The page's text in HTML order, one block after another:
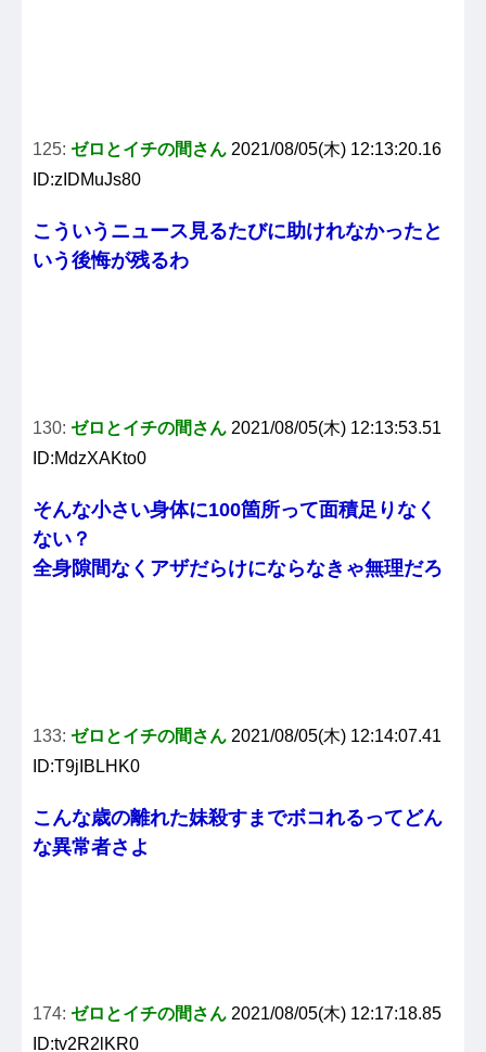
125: ゼロとイチの間さん 2021/08/05(木) 12:13:20.16
ID:zIDMuJs80
こういうニュース見るたびに助けれなかったと
いう後悔が残るわ
130: ゼロとイチの間さん 2021/08/05(木) 12:13:53.51
ID:MdzXAKto0
そんな小さい身体に100箇所って面積足りなく
ない？
全身隙間なくアザだらけにならなきゃ無理だろ
133: ゼロとイチの間さん 2021/08/05(木) 12:14:07.41
ID:T9jIBLHK0
こんな歳の離れた妹殺すまでボコれるってどん
な異常者さよ
174: ゼロとイチの間さん 2021/08/05(木) 12:17:18.85
ID:tv2R2lKR0